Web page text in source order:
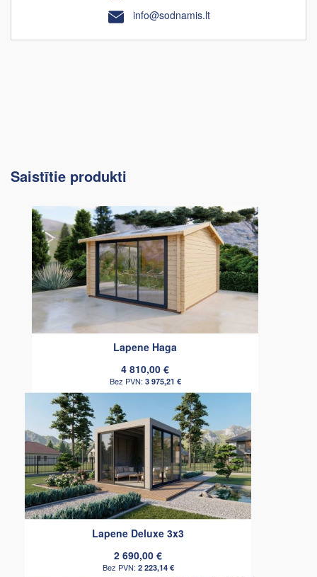
info@sodnamis.lt
Saistītie produkti
Lapene Haga
4 810,00 €
3 975,21 €
Lapene Deluxe 3x3
2 690,00 €
2 223,14 €